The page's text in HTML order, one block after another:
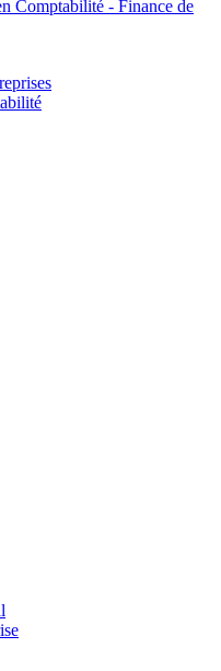
Comptabilité - Finance de